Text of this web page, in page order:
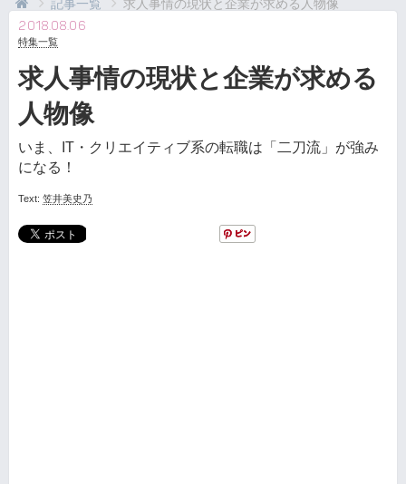
記事一覧 求人事情の現状と企業が求める人物像
2018.08.06
特集一覧
求人事情の現状と企業が求める
人物像
いま、IT・クリエイティブ系の転職は「二刀流」が強み
になる！
Text: 笠井美史乃